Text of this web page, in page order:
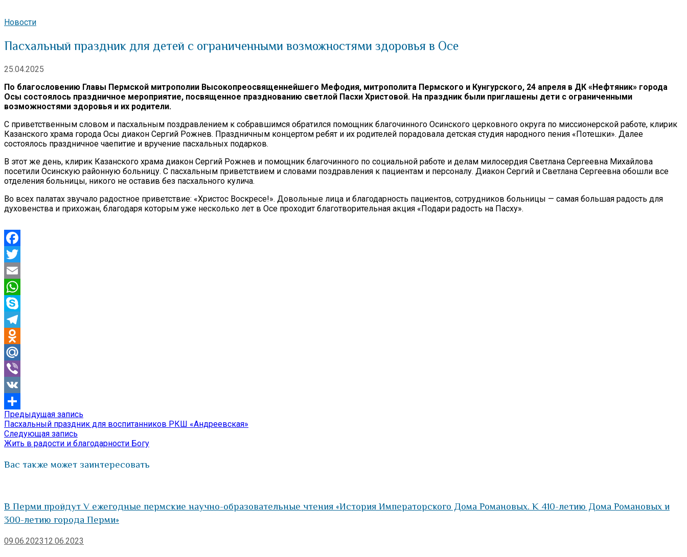
Новости
Пасхальный праздник для детей с ограниченными возможностями здоровья в Осе
25.04.2025
По благословению Главы Пермской митрополии Высокопреосвященнейшего Мефодия, митрополита Пермского и Кунгурского, 24 апреля в ДК «Нефтяник» города
Осы состоялось праздничное мероприятие, посвященное празднованию светлой Пасхи Христовой. На праздник были приглашены дети с ограниченными
возможностями здоровья и их родители.
С приветственным словом и пасхальным поздравлением к собравшимся обратился помощник благочинного Осинского церковного округа по миссионерской работе, клирик
Казанского храма города Осы диакон Сергий Рожнев. Праздничным концертом ребят и их родителей порадовала детская студия народного пения «Потешки». Далее
состоялось праздничное чаепитие и вручение пасхальных подарков.
В этот же день, клирик Казанского храма диакон Сергий Рожнев и помощник благочинного по социальной работе и делам милосердия Светлана Сергеевна Михайлова
посетили Осинскую районную больницу. С пасхальным приветствием и словами поздравления к пациентам и персоналу. Диакон Сергий и Светлана Сергеевна обошли все
отделения больницы, никого не оставив без пасхального кулича.
Во всех палатах звучало радостное приветствие: «Христос Воскресе!». Довольные лица и благодарность пациентов, сотрудников больницы — самая большая радость для
духовенства и прихожан, благодаря которым уже несколько лет в Осе проходит благотворительная акция «Подари радость на Пасху».
Facebook
Twitter
Email
WhatsApp
Skype
Telegram
Odnoklassniki
Mail.Ru
Viber
VK
Отправить
Навигация
по
записям
Предыдущая запись
запись:
Пасхальный праздник для воспитанников РКШ «Андреевская»
Следующая запись
запись:
Жить в радости и благодарности Богу
Вас также может заинтересовать
В Перми пройдут V ежегодные пермские научно-образовательные чтения «История Императорского Дома Романовых. К 410-летию Дома Романовых и
300-летию города Перми»
09.06.202312.06.2023